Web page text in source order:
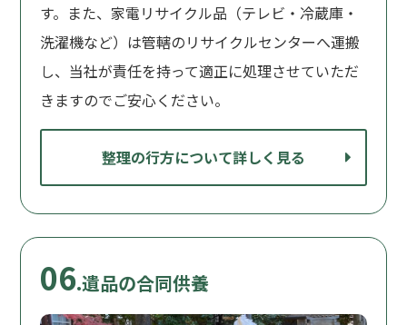
す。また、家電リサイクル品（テレビ・冷蔵庫・
洗濯機など）は管轄のリサイクルセンターへ運搬
し、当社が責任を持って適正に処理させていただ
きますのでご安心ください。
整理の行方について詳しく見る
06.遺品の合同供養